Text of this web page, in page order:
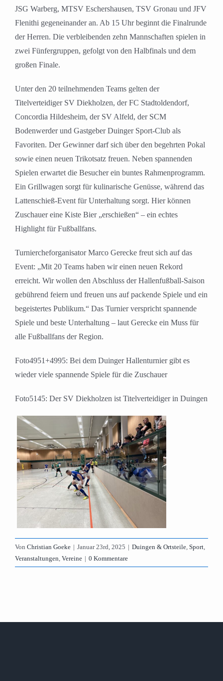
JSG Warberg, MTSV Eschershausen, TSV Gronau und JFV
Flenithi gegeneinander an. Ab 15 Uhr beginnt die Finalrunde
der Herren. Die verbleibenden zehn Mannschaften spielen in
zwei Fünfergruppen, gefolgt von den Halbfinals und dem
großen Finale.
Unter den 20 teilnehmenden Teams gelten der
Titelverteidiger SV Diekholzen, der FC Stadtoldendorf,
Concordia Hildesheim, der SV Alfeld, der SCM
Bodenwerder und Gastgeber Duinger Sport-Club als
Favoriten. Der Gewinner darf sich über den begehrten Pokal
sowie einen neuen Trikotsatz freuen. Neben spannenden
Spielen erwartet die Besucher ein buntes Rahmenprogramm.
Ein Grillwagen sorgt für kulinarische Genüsse, während das
Lattenschieß-Event für Unterhaltung sorgt. Hier können
Zuschauer eine Kiste Bier „erschießen“ – ein echtes
Highlight für Fußballfans.
Turniercheforganisator Marco Gerecke freut sich auf das
Event: „Mit 20 Teams haben wir einen neuen Rekord
erreicht. Wir wollen den Abschluss der Hallenfußball-Saison
gebührend feiern und freuen uns auf packende Spiele und ein
begeistertes Publikum.“ Das Turnier verspricht spannende
Spiele und beste Unterhaltung – laut Gerecke ein Muss für
alle Fußballfans der Region.
Foto4951+4995: Bei dem Duinger Hallenturnier gibt es
wieder viele spannende Spiele für die Zuschauer
Foto5145: Der SV Diekholzen ist Titelverteidiger in Duingen
Von Christian Goeke | Januar 23rd, 2025 | Duingen & Ortsteile, Sport,
Veranstaltungen, Vereine | 0 Kommentare